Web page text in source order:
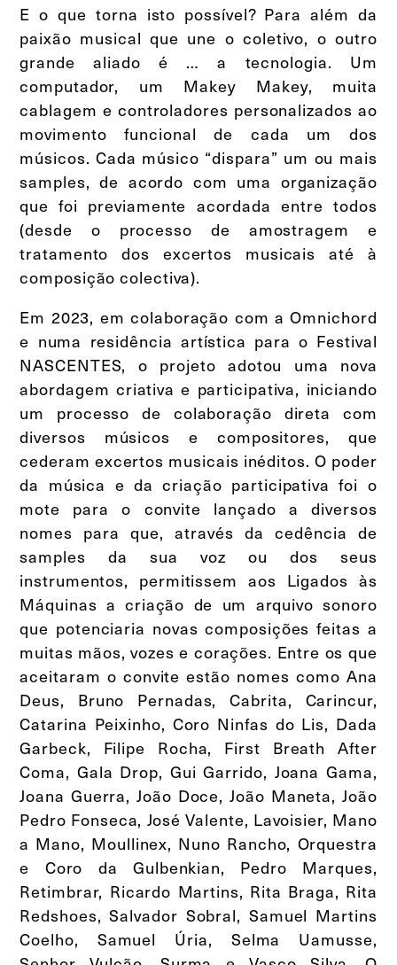
E o que torna isto possível? Para além da
paixão musical que une o coletivo, o outro
grande aliado é … a tecnologia. Um
computador, um Makey Makey, muita
cablagem e controladores personalizados ao
movimento funcional de cada um dos
músicos. Cada músico “dispara” um ou mais
samples, de acordo com uma organização
que foi previamente acordada entre todos
(desde o processo de amostragem e
tratamento dos excertos musicais até à
composição colectiva).
Em 2023, em colaboração com a Omnichord
e numa residência artística para o Festival
NASCENTES, o projeto adotou uma nova
abordagem criativa e participativa, iniciando
um processo de colaboração direta com
diversos músicos e compositores, que
cederam excertos musicais inéditos. O poder
da música e da criação participativa foi o
mote para o convite lançado a diversos
nomes para que, através da cedência de
samples da sua voz ou dos seus
instrumentos, permitissem aos Ligados às
Máquinas a criação de um arquivo sonoro
que potenciaria novas composições feitas a
muitas mãos, vozes e corações. Entre os que
aceitaram o convite estão nomes como Ana
Deus, Bruno Pernadas, Cabrita, Carincur,
Catarina Peixinho, Coro Ninfas do Lis, Dada
Garbeck, Filipe Rocha, First Breath After
Coma, Gala Drop, Gui Garrido, Joana Gama,
Joana Guerra, João Doce, João Maneta, João
Pedro Fonseca, José Valente, Lavoisier, Mano
a Mano, Moullinex, Nuno Rancho, Orquestra
e Coro da Gulbenkian, Pedro Marques,
Retimbrar, Ricardo Martins, Rita Braga, Rita
Redshoes, Salvador Sobral, Samuel Martins
Coelho, Samuel Úria, Selma Uamusse,